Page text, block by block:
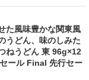
た風味豊かな関東風
うどん、味のしみた
ねうどん 東 96g×12
ール Final 先行セー